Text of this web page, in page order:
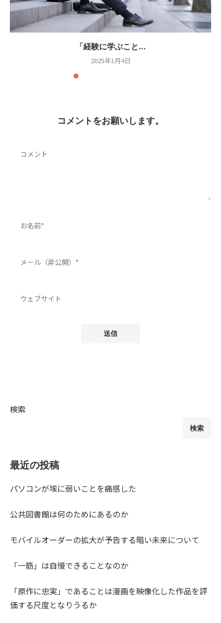
「経験に学ぶこと...
2025年1月4日
コメントをお願いします。
検索
検索
最近の投稿
パソコンが埃に弱いことを痛感した
公共図書館は何のためにあるのか
モバイルオーダーの拡大が予告する暗い未来について
「一筋」は自慢できることなのか
「原作に忠実」であることは漫画を映像化した作品を評
価する尺度となりうるか